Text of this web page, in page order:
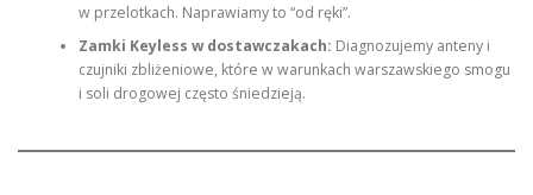
w przelotkach. Naprawiamy to “od ręki”.
Zamki Keyless w dostawczakach: Diagnozujemy anteny i
czujniki zbliżeniowe, które w warunkach warszawskiego smogu
i soli drogowej często śniedzieją.